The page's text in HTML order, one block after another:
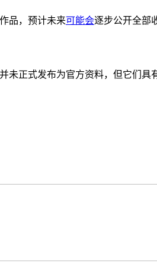
品，预计未来可能会逐步公开全部
未正式发布为官方资料，但它们